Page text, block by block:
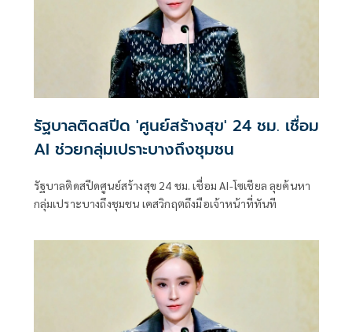
รัฐบาลติดสปีด 'ศูนย์สร้างสุข' 24 ชม. เชื่อม
AI ช่วยกลุ่มเปราะบางถึงชุมชน
รัฐบาลติดสปีดศูนย์สร้างสุข 24 ชม. เชื่อม AI-โซเชียล ลุยค้นหา
กลุ่มเปราะบางถึงชุมชน เคสวิกฤตถึงมือเจ้าหน้าที่ทันที